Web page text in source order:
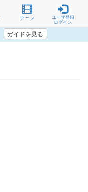
アニメ
ユーザ登録
ログイン
ガイドを見る